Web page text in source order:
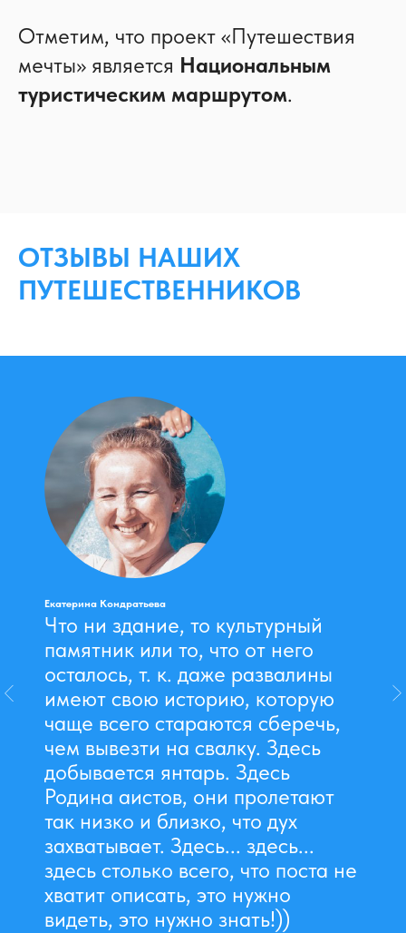
Отметим, что проект «Путешествия
мечты» является Национальным
туристическим маршрутом.
ОТЗЫВЫ НАШИХ
ПУТЕШЕСТВЕННИКОВ
Екатерина Кондратьева
Что ни здание, то культурный
памятник или то, что от него
осталось, т. к. даже развалины
имеют свою историю, которую
чаще всего стараются сберечь,
чем вывезти на свалку. Здесь
добывается янтарь. Здесь
Родина аистов, они пролетают
так низко и близко, что дух
захватывает. Здесь... здесь...
здесь столько всего, что поста не
хватит описать, это нужно
видеть, это нужно знать!))